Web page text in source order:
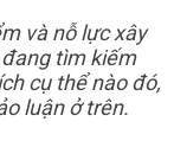
và nỗ lực xây
tìm kiếm
cụ thể nào đó,
luận ở trên.